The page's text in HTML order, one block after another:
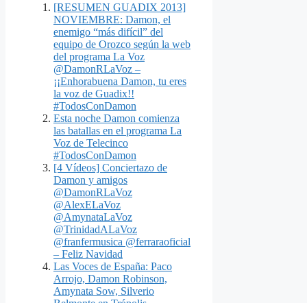
[RESUMEN GUADIX 2013]
NOVIEMBRE: Damon, el
enemigo “más difícil” del
equipo de Orozco según la web
del programa La Voz
@DamonRLaVoz –
¡¡Enhorabuena Damon, tu eres
la voz de Guadix!!
#TodosConDamon
Esta noche Damon comienza
las batallas en el programa La
Voz de Telecinco
#TodosConDamon
[4 Vídeos] Conciertazo de
Damon y amigos
@DamonRLaVoz
@AlexELaVoz
@AmynataLaVoz
@TrinidadALaVoz
@franfermusica @ferraraoficial
– Feliz Navidad
Las Voces de España: Paco
Arrojo, Damon Robinson,
Amynata Sow, Silverio